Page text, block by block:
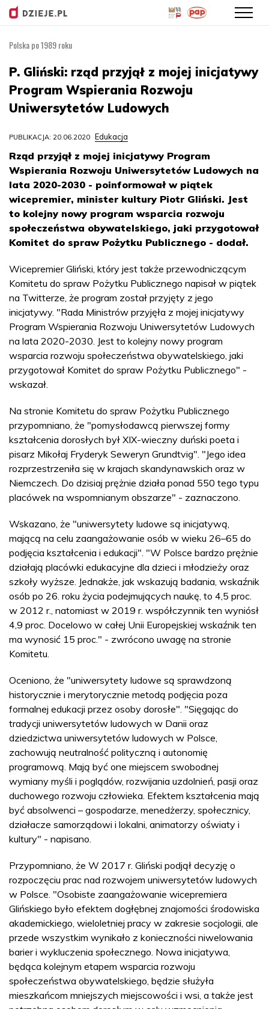
treści
Polska po 1989 roku
P. Gliński: rząd przyjął z mojej inicjatywy
Program Wspierania Rozwoju
Uniwersytetów Ludowych
PUBLIKACJA: 20.06.2020 Edukacja
Rząd przyjął z mojej inicjatywy Program
Wspierania Rozwoju Uniwersytetów Ludowych na
lata 2020-2030 - poinformował w piątek
wicepremier, minister kultury Piotr Gliński. Jest
to kolejny nowy program wsparcia rozwoju
społeczeństwa obywatelskiego, jaki przygotował
Komitet do spraw Pożytku Publicznego - dodał.
Wicepremier Gliński, który jest także przewodniczącym
Komitetu do spraw Pożytku Publicznego napisał w piątek
na Twitterze, że program został przyjęty z jego
inicjatywy. "Rada Ministrów przyjęła z mojej inicjatywy
Program Wspierania Rozwoju Uniwersytetów Ludowych
na lata 2020-2030. Jest to kolejny nowy program
wsparcia rozwoju społeczeństwa obywatelskiego, jaki
przygotował Komitet do spraw Pożytku Publicznego" -
wskazał.
Na stronie Komitetu do spraw Pożytku Publicznego
przypomniano, że "pomysłodawcą pierwszej formy
kształcenia dorosłych był XIX-wieczny duński poeta i
pisarz Mikołaj Fryderyk Seweryn Grundtvig". "Jego idea
rozprzestrzeniła się w krajach skandynawskich oraz w
Niemczech. Do dzisiaj prężnie działa ponad 550 tego typu
placówek na wspomnianym obszarze" - zaznaczono.
Wskazano, że "uniwersytety ludowe są inicjatywą,
mającą na celu zaangażowanie osób w wieku 26–65 do
podjęcia kształcenia i edukacji". "W Polsce bardzo prężnie
działają placówki edukacyjne dla dzieci i młodzieży oraz
szkoły wyższe. Jednakże, jak wskazują badania, wskaźnik
osób po 26. roku życia podejmujących naukę, to 4,5 proc.
w 2012 r., natomiast w 2019 r. współczynnik ten wyniósł
4,9 proc. Docelowo w całej Unii Europejskiej wskaźnik ten
ma wynosić 15 proc." - zwrócono uwagę na stronie
Komitetu.
Oceniono, że "uniwersytety ludowe są sprawdzoną
historycznie i merytorycznie metodą podjęcia poza
formalnej edukacji przez osoby dorosłe". "Sięgając do
tradycji uniwersytetów ludowych w Danii oraz
dziedzictwa uniwersytetów ludowych w Polsce,
zachowują neutralność polityczną i autonomię
programową. Mają być one miejscem swobodnej
wymiany myśli i poglądów, rozwijania uzdolnień, pasji oraz
duchowego rozwoju człowieka. Efektem kształcenia mają
być absolwenci – gospodarze, menedżerzy, społecznicy,
działacze samorządowi i lokalni, animatorzy oświaty i
kultury" - napisano.
Przypomniano, że W 2017 r. Gliński podjął decyzję o
rozpoczęciu prac nad rozwojem uniwersytetów ludowych
w Polsce. "Osobiste zaangażowanie wicepremiera
Glińskiego było efektem dogłębnej znajomości środowiska
akademickiego, wieloletniej pracy w zakresie socjologii, ale
przede wszystkim wynikało z konieczności niwelowania
barier i wykluczenia społecznego. Nowa inicjatywa,
będąca kolejnym etapem wsparcia rozwoju
społeczeństwa obywatelskiego, będzie służyła
mieszkańcom mniejszych miejscowości i wsi, a także jest